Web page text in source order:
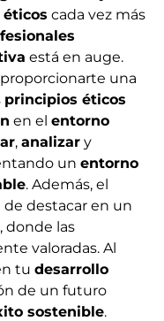
éticos cada vez más
está en auge.
una
principios éticos
en el entorno
, analizar y
un entorno
. Además, el
destacar en un
, donde las
valoradas. Al
tu desarrollo
de un futuro
sostenible.